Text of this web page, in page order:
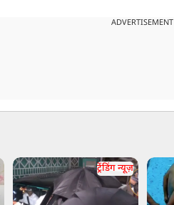
ADVERTISEMENT
ट्रेंडिंग न्यूज़